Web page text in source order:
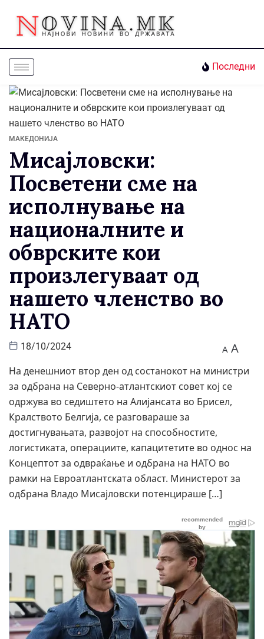
Последни
МАКЕДОНИЈА
Мисајловски:
Посветени сме на
исполнување на
националните и
обврските кои
произлегуваат од
нашето членство во
НАТО
18/10/2024 A A
На денешниот втор ден од состанокот на министри
за одбрана на Северно-атлантскиот совет кој се
одржува во седиштето на Алијансата во Брисел,
Кралството Белгија, се разговараше за
достигнувањата, развојот на способностите,
логистиката, операциите, капацитетите во однос на
Концептот за одвраќање и одбрана на НАТО во
рамки на Евроатлантската област. Министерот за
одбрана Владо Мисајловски потенцираше […]